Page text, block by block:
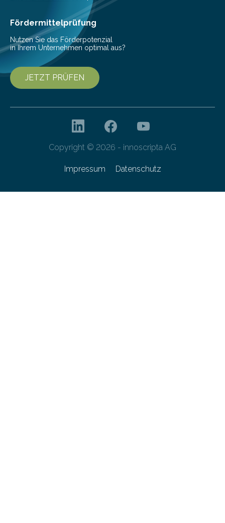
Cyberagentur organisiert am 25. März 2025, von 14:00
bis 16:00 Uhr, ein virtuelles Partnering Event zum
Forschungsprogramm „Datenrekonstruktion…
Fördermittelprüfung
Nutzen Sie das Förderpotenzial
in Ihrem Unternehmen optimal aus?
JETZT PRÜFEN
Copyright © 2026 - innoscripta AG
Impressum Datenschutz